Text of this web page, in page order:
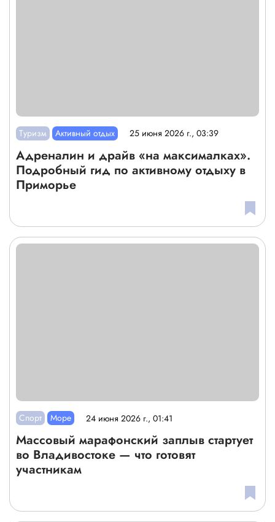
Туризм Активный отдых 25 июня 2026 г., 03:39
Адреналин и драйв «на максималках».
Подробный гид по активному отдыху в
Приморье
Спорт Море 24 июня 2026 г., 01:41
Массовый марафонский заплыв стартует
во Владивостоке — что готовят
участникам